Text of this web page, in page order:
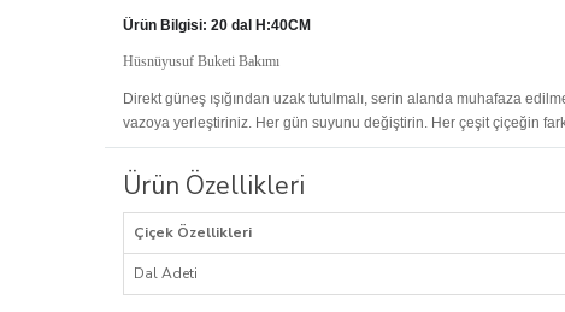
Ürün Bilgisi: 20 dal H:40CM
Hüsnüyusuf Buketi Bakımı
Direkt güneş ışığından uzak tutulmalı, serin alanda muhafaza
vazoya yerleştiriniz. Her gün suyunu değiştirin. Her çeşit çiçeğin
Ürün Özellikleri
Çiçek Özellikleri
Dal Adeti